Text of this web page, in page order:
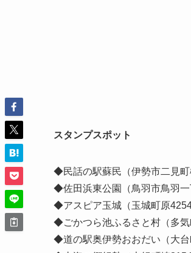
スタンプスポット
◆民話の駅蘇民（伊勢市二見町
◆佐田浜東公園（鳥羽市鳥羽一
◆アスピア玉城（玉城町原
◆ごかつら池ふるさと村（多気
◆道の駅奥伊勢おおだい（大台